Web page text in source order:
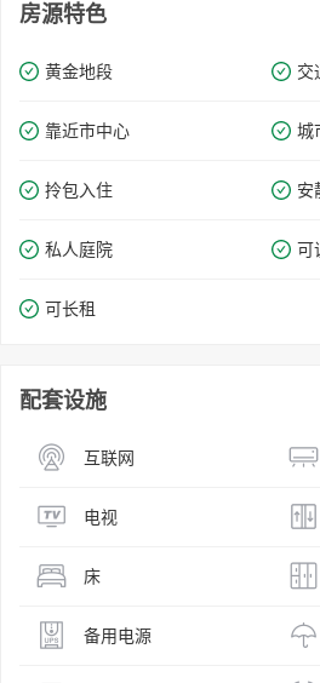
房源特色
黄金地段 交
靠近市中心 城
拎包入住 安
私人庭院 可
可长租
配套设施
互联网
电视
床
备用电源